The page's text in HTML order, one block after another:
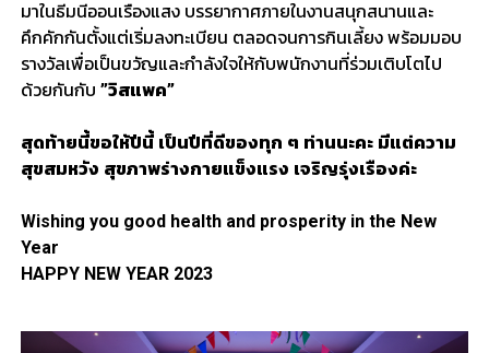
มาในธีมนีออนเรืองแสง บรรยากาศภายในงานสนุกสนานและ
คึกคักกันตั้งแต่เริ่มลงทะเบียน ตลอดจนการกินเลี้ยง พร้อมมอบ
รางวัลเพื่อเป็นขวัญและกำลังใจให้กับพนักงานที่ร่วมเติบโตไป
ด้วยกันกับ ”วิสแพค”
สุดท้ายนี้ขอให้ปีนี้ เป็นปีที่ดีของทุก ๆ ท่านนะคะ มีแต่ความ
สุขสมหวัง สุขภาพร่างกายแข็งแรง เจริญรุ่งเรืองค่ะ
Wishing you good health and prosperity in the New
Year
HAPPY NEW YEAR 2023